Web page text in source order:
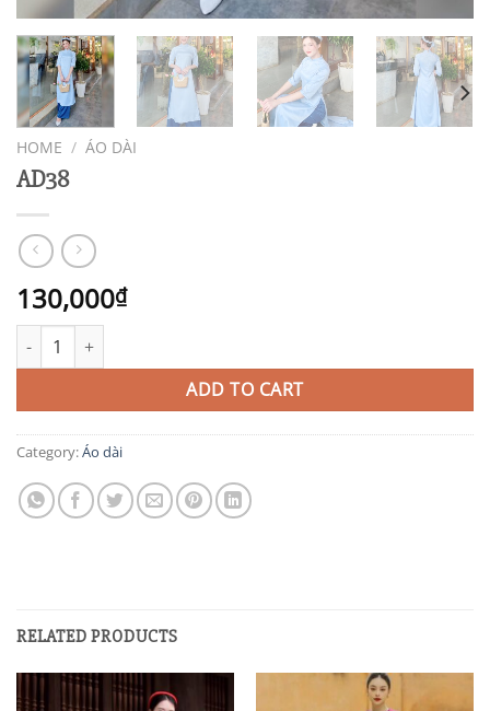
HOME / ÁO DÀI
AD38
130,000₫
AD38 quantity
ADD TO CART
Category:Áo dài
RELATED PRODUCTS